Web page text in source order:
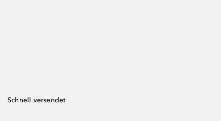
Schnell versendet